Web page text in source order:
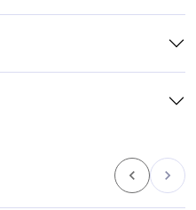
chevron_left chevron_right